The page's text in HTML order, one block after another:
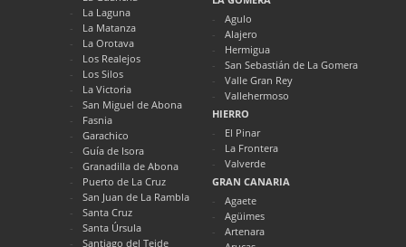
La Laguna
La Matanza
La Orotava
Los Realejos
Los Silos
La Victoria
San Miguel de Abona
Fasnia
Garachico
Guía de Isora
Granadilla de Abona
Puerto de La Cruz
San Juan de La Rambla
Santa Cruz
Santa Úrsula
Santiago del Teide
Agulo
Alajero
Hermigua
San Sebastián de La Gomera
Valle Gran Rey
Vallehermoso
HIERRO
El Pinar
La Frontera
Valverde
GRAN CANARIA
Agaete
Agüimes
Artenara